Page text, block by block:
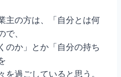
主の方は、「自分とは何
、
のか」とか「自分の持ち
過ごしていると思う。